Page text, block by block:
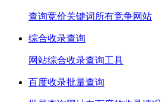
查询竞价关键词所有竞争网站
综合收录查询
网站综合收录查询工具
百度收录批量查询